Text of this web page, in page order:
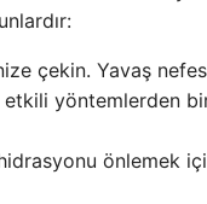
çekin. Yavaş
yöntemlerden
önlemek